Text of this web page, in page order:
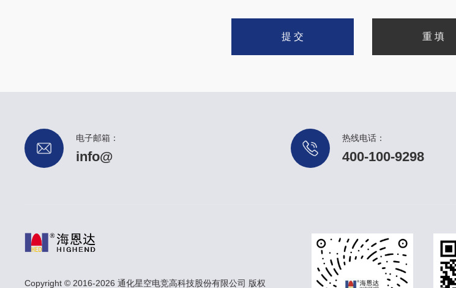
电子邮箱：
info@
热线电话：
400-100-9298
Copyright © 2016-2026 通化星空电竞高科技股份有限公司 版权